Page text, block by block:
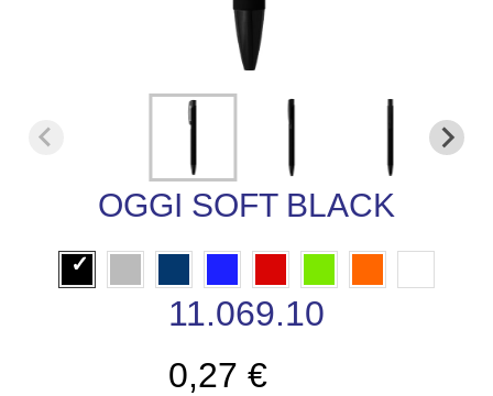
OGGI SOFT BLACK
11.069.10
0,27 €